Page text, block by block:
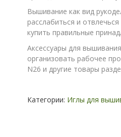
Вышивание как вид
расслабиться и
купить правильные
Аксессуары для
организовать рабочее
N26 и другие товары
Категории: Иглы для